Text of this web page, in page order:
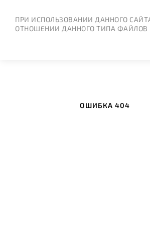
ОШИБКА 404
ПРИ ИСПОЛЬЗОВАНИИ ДАННОГО
ОТНОШЕНИИ ДАННОГО ТИПА ФАЙЛОВ